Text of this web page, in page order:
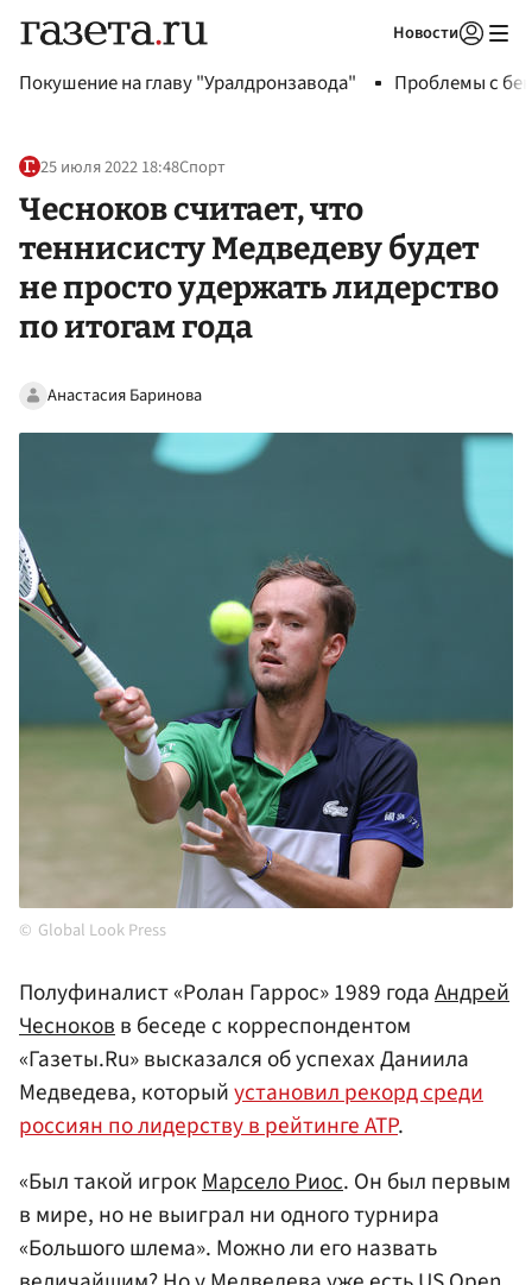
Новости
Покушение на главу "Уралдронзавода" Проблемы с
25 июля 2022 18:48Спорт
Чесноков считает, что
теннисисту Медведеву будет
не просто удержать лидерство
по итогам года
Анастасия Баринова
Global Look Press
Полуфиналист «Ролан Гаррос» 1989 годаАндрей
Чесноковв беседе с корреспондентом
«Газеты.Ru» высказался об успехах Даниила
Медведева, которыйустановил рекорд среди
россиян по лидерству в рейтинге ATP.
«Был такой игрокМарсело Риос. Он был первым
в мире, но не выиграл ни одного турнира
«Большого шлема». Можно ли его назвать